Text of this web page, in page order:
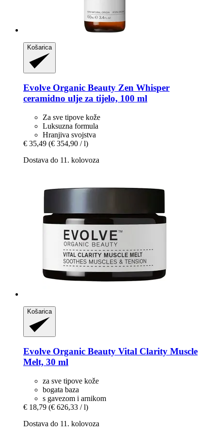
Košarica
Evolve Organic Beauty Zen Whisper
ceramidno ulje za tijelo, 100 ml
Za sve tipove kože
Luksuzna formula
Hranjiva svojstva
€ 35,49 (€ 354,90 / l)
Dostava do 11. kolovoza
Košarica
Evolve Organic Beauty Vital Clarity Muscle
Melt, 30 ml
za sve tipove kože
bogata baza
s gavezom i arnikom
€ 18,79 (€ 626,33 / l)
Dostava do 11. kolovoza